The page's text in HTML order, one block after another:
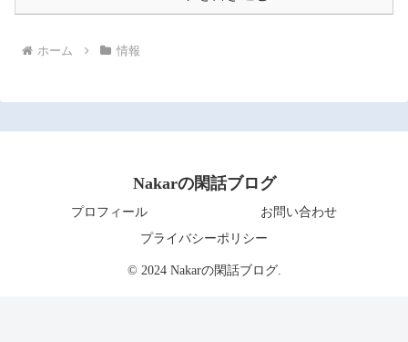
ホーム 情報
Nakarの閑話ブログ
プロフィール
お問い合わせ
プライバシーポリシー
© 2024 Nakarの閑話ブログ.